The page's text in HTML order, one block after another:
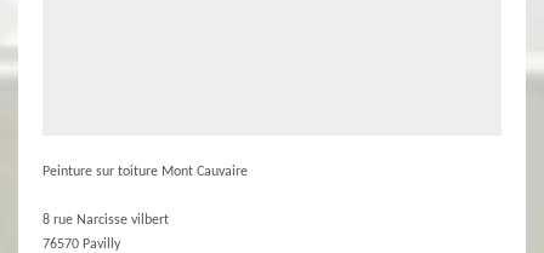
Peinture sur toiture Mont Cauvaire
8 rue Narcisse vilbert
76570 Pavilly